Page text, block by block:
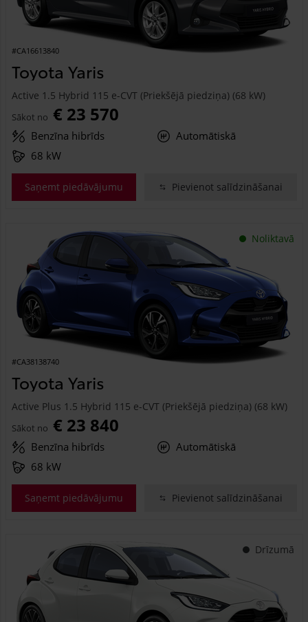
#CA16613840
Toyota Yaris
Active 1.5 Hybrid 115 e-CVT (Priekšējā piedziņa) (68 kW)
Sākot no € 23 570
Benzīna hibrīds
Automātiskā
68 kW
Saņemt piedāvājumu Pievienot salīdzināšanai
Noliktavā
#CA38138740
Toyota Yaris
Active Plus 1.5 Hybrid 115 e-CVT (Priekšējā piedziņa) (68 kW)
Sākot no € 23 840
Benzīna hibrīds
Automātiskā
68 kW
Saņemt piedāvājumu Pievienot salīdzināšanai
Drīzumā